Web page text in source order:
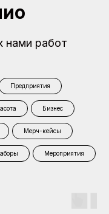
нами работ
Предприятия
Бизнес
Мерч-кейсы
Мероприятия